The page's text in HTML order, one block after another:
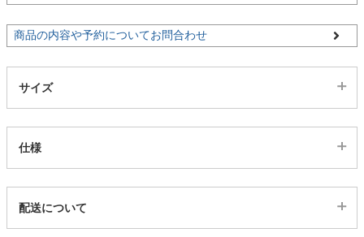
ラグ
商品の内容や予約についてお問合わせ
サイズ
仕様
549640
配送について